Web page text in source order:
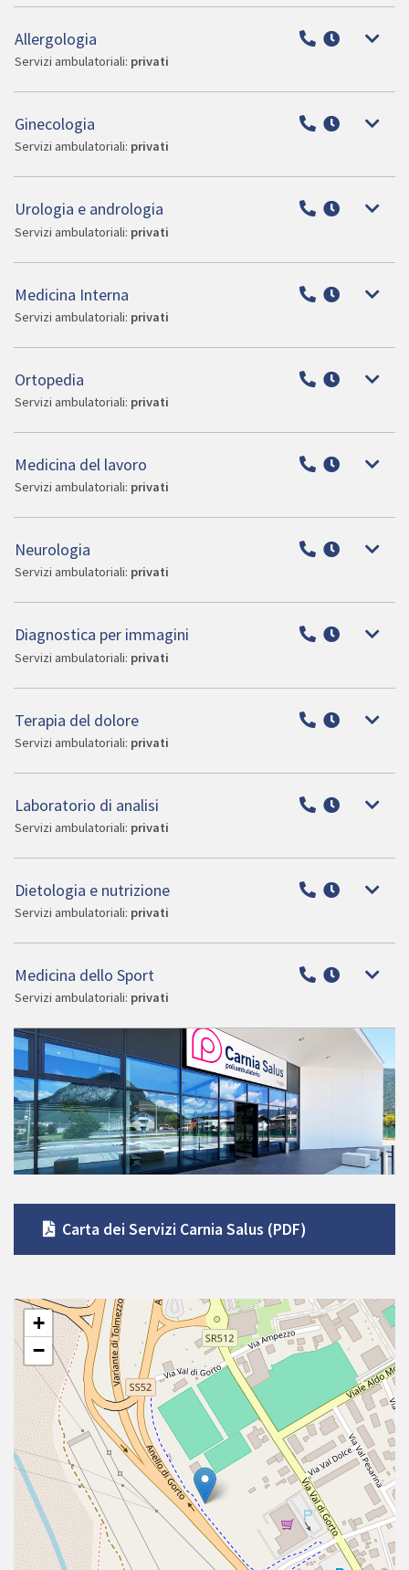
Allergologia
Servizi ambulatoriali: privati
Ginecologia
Servizi ambulatoriali: privati
Urologia e andrologia
Servizi ambulatoriali: privati
Medicina Interna
Servizi ambulatoriali: privati
Ortopedia
Servizi ambulatoriali: privati
Medicina del lavoro
Servizi ambulatoriali: privati
Neurologia
Servizi ambulatoriali: privati
Diagnostica per immagini
Servizi ambulatoriali: privati
Terapia del dolore
Servizi ambulatoriali: privati
Laboratorio di analisi
Servizi ambulatoriali: privati
Dietologia e nutrizione
Servizi ambulatoriali: privati
Medicina dello Sport
Servizi ambulatoriali: privati
Carta dei Servizi Carnia Salus (PDF)
+
−